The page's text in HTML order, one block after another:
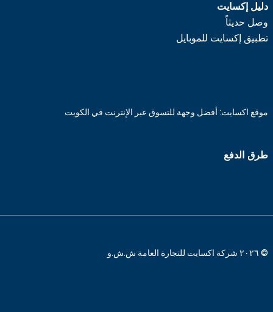
دليل إكسايت
وصل حديثاً
تطبيق إكسايت للموبايل
موقع اكسايت: أفضل وجهة للتسوق عبر الإنترنت في الكويت
طرق الدفع
© ٢٠٢٦ شركة اكسايت للتجارة العامة ش.ش.و